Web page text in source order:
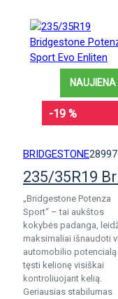
NAUJIENA
-19 %
BRIDGESTONE28997
„Bridgestone Potenza
Sport“ – tai aukštos
kokybės padanga,
maksimaliai išnaudoti
automobilio potencialą
tęsti kelionę visiškai
kontroliuojant kelią.
Geriausias stabilumas